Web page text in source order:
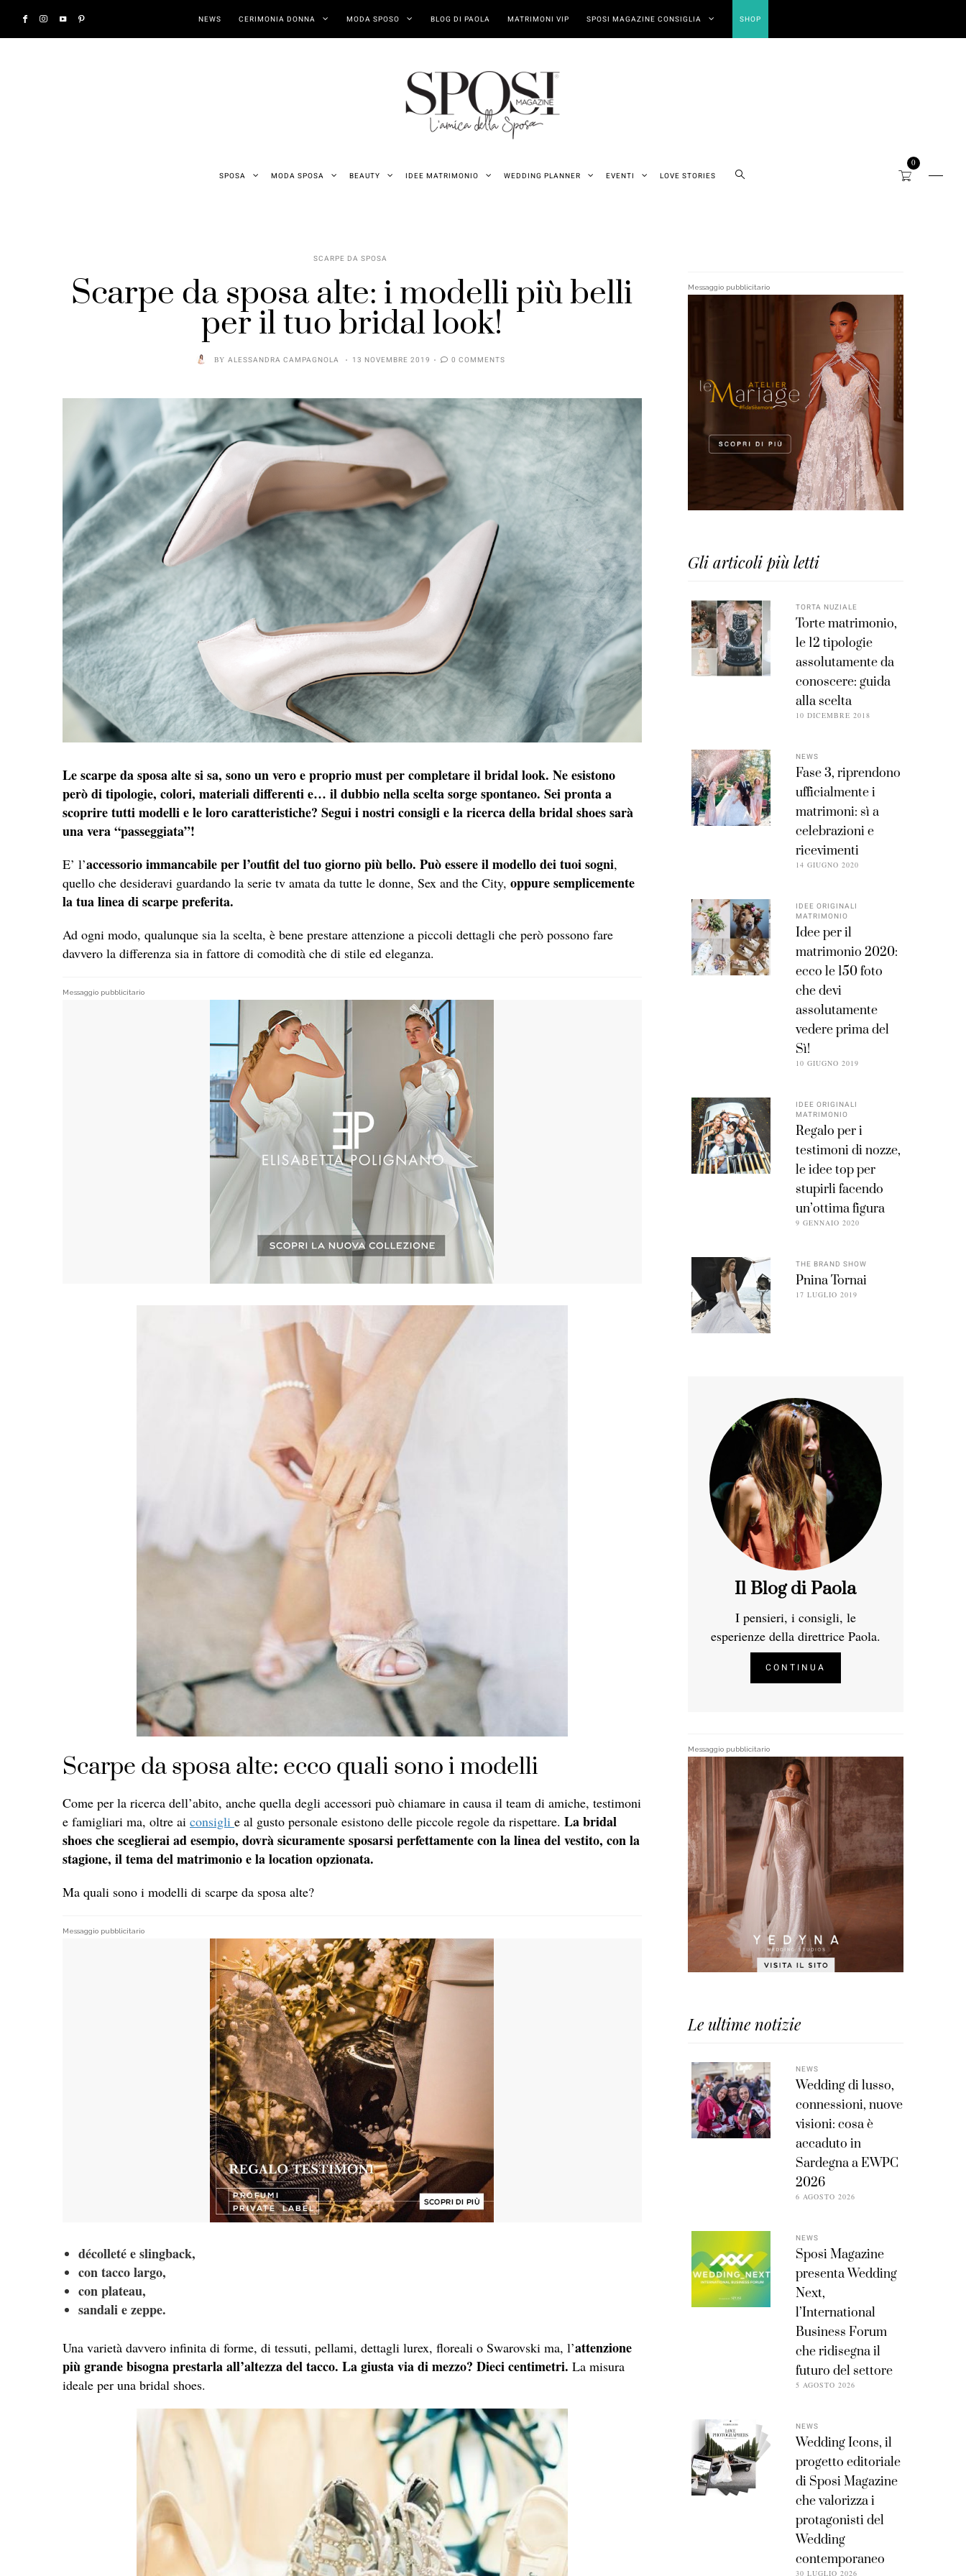
NEWS CERIMONIA DONNA MODA SPOSO BLOG DI PAOLA MATRIMONI VIP SPOSI MAGAZINE CONSIGLIA SHOP
SPOSA MODA SPOSA BEAUTY IDEE MATRIMONIO WEDDING PLANNER EVENTI LOVE STORIES
0
SCARPE DA SPOSA
Scarpe da sposa alte: i modelli più belli
per il tuo bridal look!
BY ALESSANDRA CAMPAGNOLA 13 NOVEMBRE 2019 0 COMMENTS
Le scarpe da sposa alte si sa, sono un vero e proprio must per completare il bridal look. Ne esistono
però di tipologie, colori, materiali differenti e… il dubbio nella scelta sorge spontaneo. Sei pronta a
scoprire tutti modelli e le loro caratteristiche? Segui i nostri consigli e la ricerca della bridal shoes sarà
una vera “passeggiata”!
E’ l’accessorio immancabile per l’outfit del tuo giorno più bello. Può essere il modello dei tuoi sogni,
quello che desideravi guardando la serie tv amata da tutte le donne, Sex and the City, oppure semplicemente
la tua linea di scarpe preferita.
Ad ogni modo, qualunque sia la scelta, è bene prestare attenzione a piccoli dettagli che però possono fare
davvero la differenza sia in fattore di comodità che di stile ed eleganza.
Messaggio pubblicitario
Scarpe da sposa alte: ecco quali sono i modelli
Come per la ricerca dell’abito, anche quella degli accessori può chiamare in causa il team di amiche, testimoni
e famigliari ma, oltre ai consigli e al gusto personale esistono delle piccole regole da rispettare. La bridal
shoes che sceglierai ad esempio, dovrà sicuramente sposarsi perfettamente con la linea del vestito, con la
stagione, il tema del matrimonio e la location opzionata.
Ma quali sono i modelli di scarpe da sposa alte?
Messaggio pubblicitario
décolleté e slingback,
con tacco largo,
con plateau,
sandali e zeppe.
Una varietà davvero infinita di forme, di tessuti, pellami, dettagli lurex, floreali o Swarovski ma, l’attenzione
più grande bisogna prestarla all’altezza del tacco. La giusta via di mezzo? Dieci centimetri. La misura
ideale per una bridal shoes.
Messaggio pubblicitario
Gli articoli più letti
TORTA NUZIALE
Torte matrimonio,
le 12 tipologie
assolutamente da
conoscere: guida
alla scelta
10 DICEMBRE 2018
NEWS
Fase 3, riprendono
ufficialmente i
matrimoni: sì a
celebrazioni e
ricevimenti
14 GIUGNO 2020
IDEE ORIGINALI
MATRIMONIO
Idee per il
matrimonio 2020:
ecco le 150 foto
che devi
assolutamente
vedere prima del
Sì!
10 GIUGNO 2019
IDEE ORIGINALI
MATRIMONIO
Regalo per i
testimoni di nozze,
le idee top per
stupirli facendo
un’ottima figura
9 GENNAIO 2020
THE BRAND SHOW
Pnina Tornai
17 LUGLIO 2019
Il Blog di Paola
I pensieri, i consigli, le
esperienze della direttrice Paola.
CONTINUA
Messaggio pubblicitario
Le ultime notizie
NEWS
Wedding di lusso,
connessioni, nuove
visioni: cosa è
accaduto in
Sardegna a EWPC
2026
6 AGOSTO 2026
NEWS
Sposi Magazine
presenta Wedding
Next,
l’International
Business Forum
che ridisegna il
futuro del settore
5 AGOSTO 2026
NEWS
Wedding Icons, il
progetto editoriale
di Sposi Magazine
che valorizza i
protagonisti del
Wedding
contemporaneo
30 LUGLIO 2026